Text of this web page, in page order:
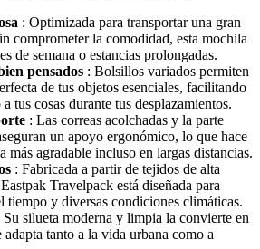
: Optimizada para transportar una gran
comprometer la comodidad, esta mochila
de semana o estancias prolongadas.
pensados : Bolsillos variados permiten
de tus objetos esenciales, facilitando
tus cosas durante tus desplazamientos.
: Las correas acolchadas y la parte
un apoyo ergonómico, lo que hace
más agradable incluso en largas distancias.
: Fabricada a partir de tejidos de alta
Travelpack está diseñada para
tiempo y diversas condiciones climáticas.
Su silueta moderna y limpia la convierte en
adapta tanto a la vida urbana como a